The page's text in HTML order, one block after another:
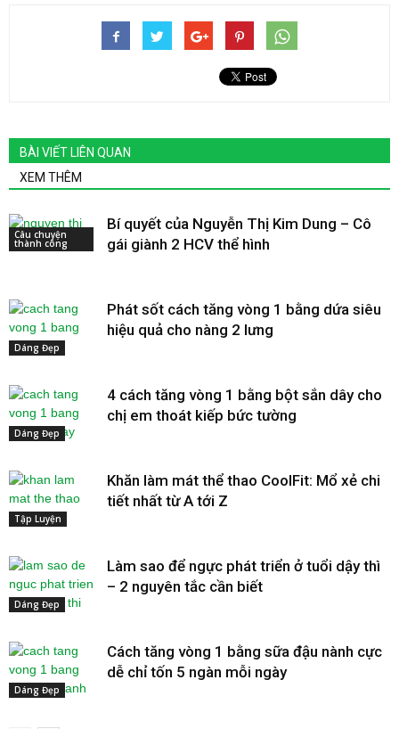
BÀI VIẾT LIÊN QUAN
XEM THÊM
Câu chuyện
thành công
Bí quyết của Nguyễn Thị Kim Dung – Cô
gái giành 2 HCV thể hình
Dáng Đẹp
Phát sốt cách tăng vòng 1 bằng dứa siêu
hiệu quả cho nàng 2 lưng
Dáng Đẹp
4 cách tăng vòng 1 bằng bột sắn dây cho
chị em thoát kiếp bức tường
Tập Luyện
Khăn làm mát thể thao CoolFit: Mổ xẻ chi
tiết nhất từ A tới Z
Dáng Đẹp
Làm sao để ngực phát triển ở tuổi dậy thì
– 2 nguyên tắc cần biết
Dáng Đẹp
Cách tăng vòng 1 bằng sữa đậu nành cực
dễ chỉ tốn 5 ngàn mỗi ngày